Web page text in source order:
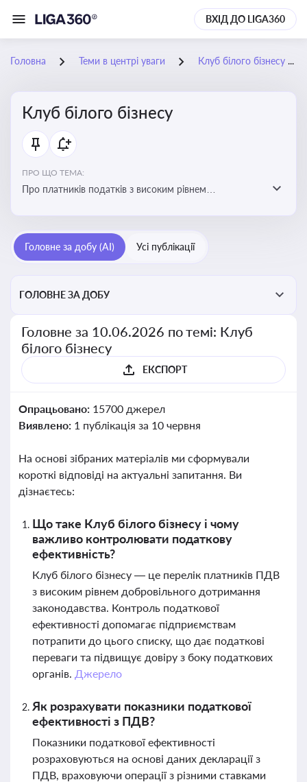
ВХІД ДО LIGA360
Головна Теми в центрі уваги Клуб білого бізнесу
Клуб білого бізнесу
ПРО ЩО ТЕМА:
Про платників податків з високим рівнем
Головне за добу (AI) Усі публікації
ГОЛОВНЕ ЗА ДОБУ
Головне за 10.06.2026 по темі: Клуб
білого бізнесу
ЕКСПОРТ
Опрацьовано: 15700 джерел
Виявлено: 1 публікація за 10 червня
На основі зібраних матеріалів ми сформували
короткі відповіді на актуальні запитання. Ви
дізнаєтесь:
Що таке Клуб білого бізнесу і чому
важливо контролювати податкову
ефективність?
Клуб білого бізнесу — це перелік платників ПДВ
з високим рівнем добровільного дотримання
законодавства. Контроль податкової
ефективності допомагає підприємствам
потрапити до цього списку, що дає податкові
переваги та підвищує довіру з боку податкових
органів. Джерело
Як розрахувати показники податкової
ефективності з ПДВ?
Показники податкової ефективності
розраховуються на основі даних декларації з
ПДВ, враховуючи операції з різними ставками